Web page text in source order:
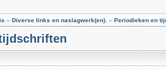
» Diverse links en naslagwerk(en). » Periodieken en